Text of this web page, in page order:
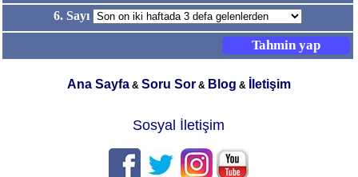
6. Sayı
Ana Sayfa& Soru Sor& Blog & İletişim
Sosyal İletişim